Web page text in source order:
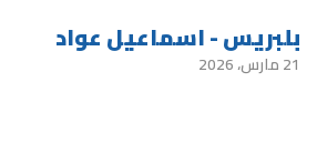
بلبريس - اسماعيل عواد
21 مارس، 2026